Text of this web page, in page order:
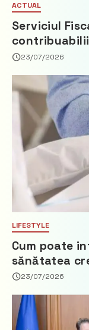
ACTUAL
Serviciul
privind
23/07/2026
LIFESTYLE
Cum poate
sănătatea
23/07/2026